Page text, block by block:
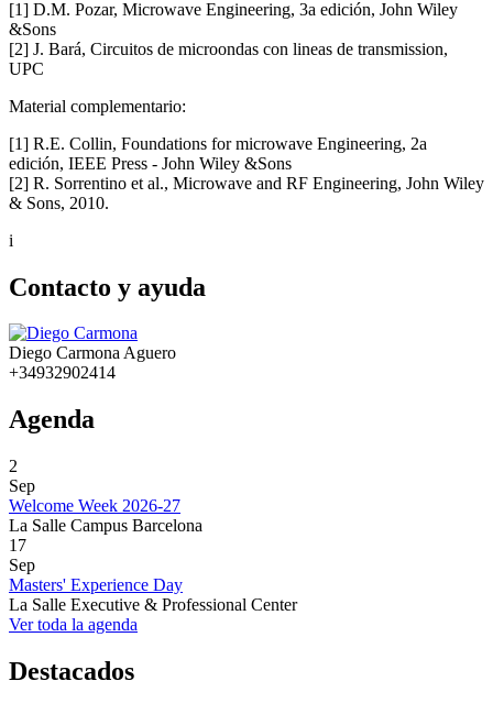
[1] D.M. Pozar, Microwave Engineering, 3a edición, John Wiley
&Sons
[2] J. Bará, Circuitos de microondas con lineas de transmission,
UPC
Material complementario:
[1] R.E. Collin, Foundations for microwave Engineering, 2a
edición, IEEE Press - John Wiley &Sons
[2] R. Sorrentino et al., Microwave and RF Engineering, John Wiley
& Sons, 2010.
i
Contacto y ayuda
Diego Carmona Aguero
+34932902414
Agenda
2
Sep
Welcome Week 2026-27
La Salle Campus Barcelona
17
Sep
Masters' Experience Day
La Salle Executive & Professional Center
Ver toda la agenda
Destacados